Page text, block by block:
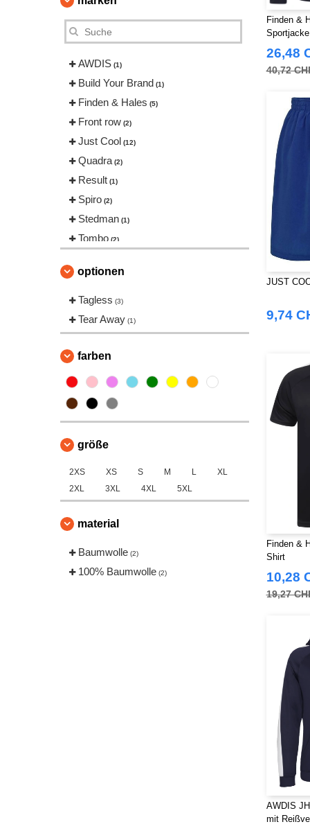
AWDIS (1)
Build Your Brand (1)
Finden & Hales (5)
Front row (2)
Just Cool (12)
Quadra (2)
Result (1)
Spiro (2)
Stedman (1)
Tombo (2)
optionen
Tagless (3)
Tear Away (1)
farben
größe
2XS XS S M L
XL
2XL
3XL 4XL 5XL
material
Baumwolle (2)
100% Baumwolle (2)
Finden &
Sportjacke
26,48
40,72
JUST
9,74
Finden &
Shirt
10,28
19,27
AWDIS
mit